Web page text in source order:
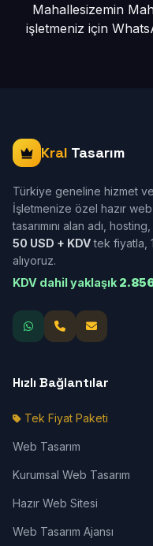
Mahallesizemin
işletmeniz için
Kral Tasarım
Türkiye geneline hizmet
İşletmenize özel hazır
tasarımını alan adı,
50 USD + KDVtek fiyatla,
alıyoruz.
KDV dahil yaklaşık
Hızlı Bağlantılar
Tek Fiyat Paketi
Web Tasarım
Kurumsal Web Tasarım
Hazır Web Sitesi
Web Tasarım Ajansı